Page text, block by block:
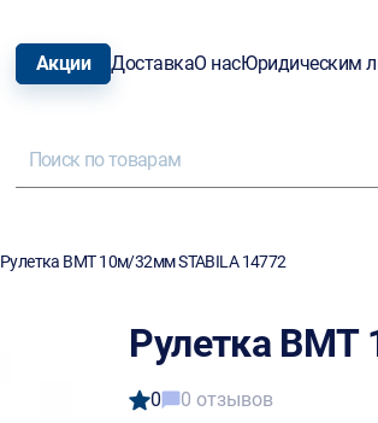
Акции ДоставкаО насЮридическим
Рулетка BMT 10м/32мм STABILA 14772
Рулетка
0 0 отзывов